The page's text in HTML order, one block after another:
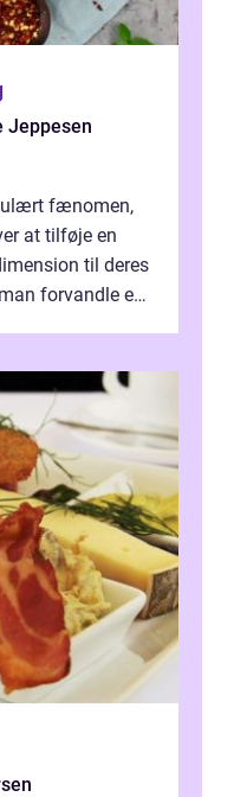
Jeppesen
fænomen,
at tilføje en
til deres
forvandle en